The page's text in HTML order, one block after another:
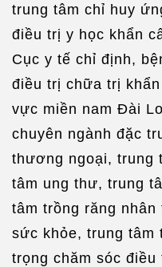
trung tâm chỉ huy
điều trị y học khẩn
Cục y tế chỉ định,
điều trị chữa trị
vực miền nam Đài
chuyên ngành đặc
thương ngoại, trung
tâm ung thư, trung
tâm trồng răng
sức khỏe, trung tâm
trọng chăm sóc